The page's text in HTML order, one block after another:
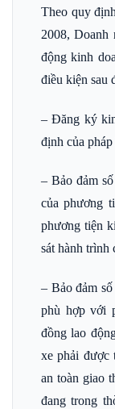
Theo quy
2008, Doanh
động kinh
điều kiện sau
– Đăng ký
định của pháp
– Bảo đảm
của phương
phương tiện
sát hành trình
– Bảo đảm
phù hợp với
đồng lao
xe phải được
an toàn giao
đang trong